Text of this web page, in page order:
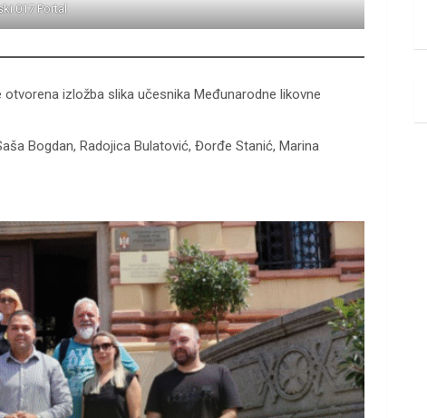
017 Portal
izložba slika učesnika Međunarodne likovne
Bogdan, Radojica Bulatović, Đorđe Stanić, Marina